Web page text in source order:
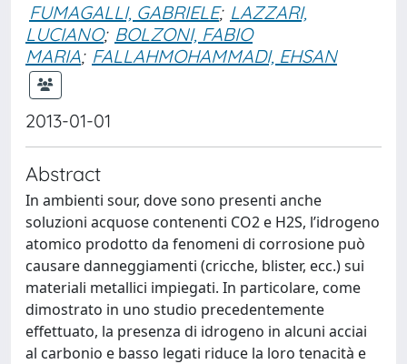
FUMAGALLI, GABRIELE; LAZZARI,
LUCIANO; BOLZONI, FABIO
MARIA; FALLAHMOHAMMADI, EHSAN
2013-01-01
Abstract
In ambienti sour, dove sono presenti anche
soluzioni acquose contenenti CO2 e H2S, l’idrogeno
atomico prodotto da fenomeni di corrosione può
causare danneggiamenti (cricche, blister, ecc.) sui
materiali metallici impiegati. In particolare, come
dimostrato in uno studio precedentemente
effettuato, la presenza di idrogeno in alcuni acciai
al carbonio e basso legati riduce la loro tenacità e